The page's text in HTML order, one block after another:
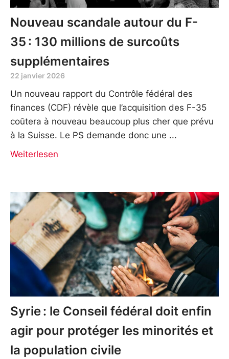
Nouveau scandale autour du F-
35 : 130 millions de surcoûts
supplémentaires
22 janvier 2026
Un nouveau rapport du Contrôle fédéral des
finances (CDF) révèle que l’acquisition des F-35
coûtera à nouveau beaucoup plus cher que prévu
à la Suisse. Le PS demande donc une
Weiterlesen
Syrie : le Conseil fédéral doit enfin
agir pour protéger les minorités et
la population civile